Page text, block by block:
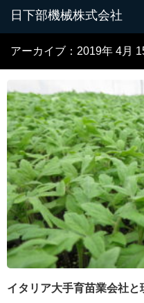
アーカイブ：2019年 4月
イタリア大手育苗業会社と